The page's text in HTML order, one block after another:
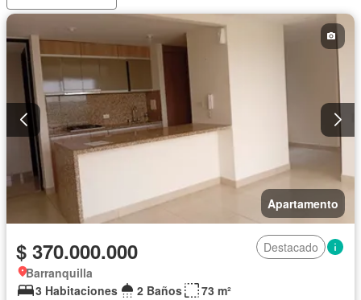
Apartamento
$ 370.000.000
Destacado
Barranquilla
3 Habitaciones
2 Baños
73 m²